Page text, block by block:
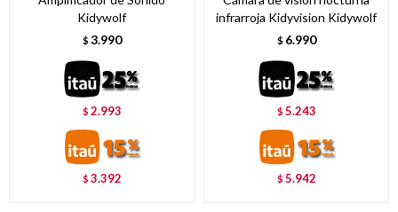
Kidywolf
$ 3.990
$2.993
$3.392
infrarroja Kidyvision Kidywolf
$ 6.990
$5.243
$5.942